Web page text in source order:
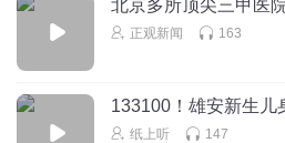
北京多所顶尖三甲医
正观新闻 163
133100！雄安新生儿
纸上听 147